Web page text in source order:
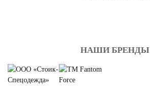
НАШИ БРЕНДЫ